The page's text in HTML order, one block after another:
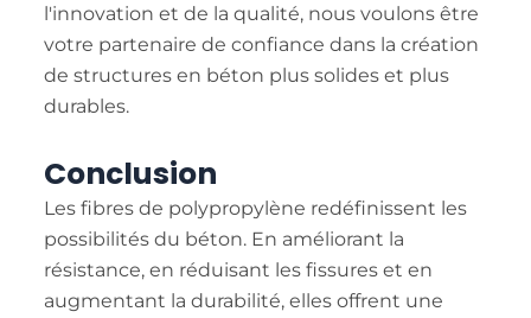
l'innovation et de la qualité, nous voulons être
votre partenaire de confiance dans la création
de structures en béton plus solides et plus
durables.
Conclusion
Les fibres de polypropylène redéfinissent les
possibilités du béton. En améliorant la
résistance, en réduisant les fissures et en
augmentant la durabilité, elles offrent une